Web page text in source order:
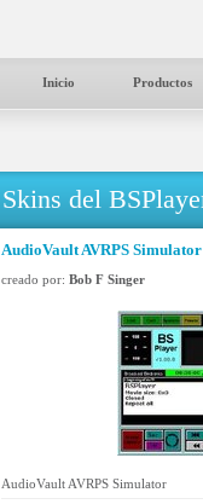
Inicio Productos
Skins del
AudioVault AVRPS Simulator
creado por: Bob F Singer
AudioVault AVRPS Simulator